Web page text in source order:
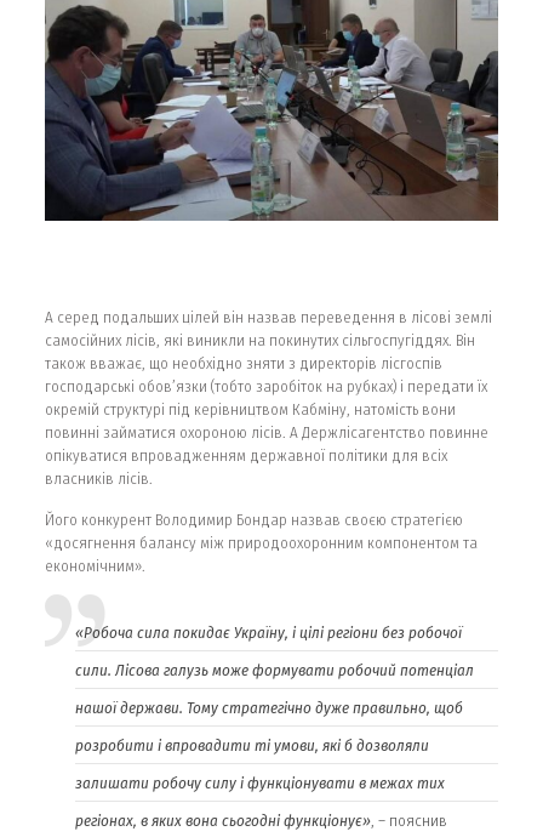
А серед подальших цілей він назвав переведення в лісові землі
самосійних лісів, які виникли на покинутих сільгоспугіддях. Він
також вважає, що необхідно зняти з директорів лісгоспів
господарські обов’язки (тобто заробіток на рубках) і передати їх
окремій структурі під керівництвом Кабміну, натомість вони
повинні займатися охороною лісів. А Держлісагентство повинне
опікуватися впровадженням державної політики для всіх
власників лісів.
Його конкурент Володимир Бондар назвав своєю стратегією
«досягнення балансу між природоохоронним компонентом та
економічним».
«Робоча сила покидає Україну, і цілі регіони без робочої
сили. Лісова галузь може формувати робочий потенціал
нашої держави. Тому стратегічно дуже правильно, щоб
розробити і впровадити ті умови, які б дозволяли
залишати робочу силу і функціонувати в межах тих
регіонах, в яких вона сьогодні функціонує», – пояснив